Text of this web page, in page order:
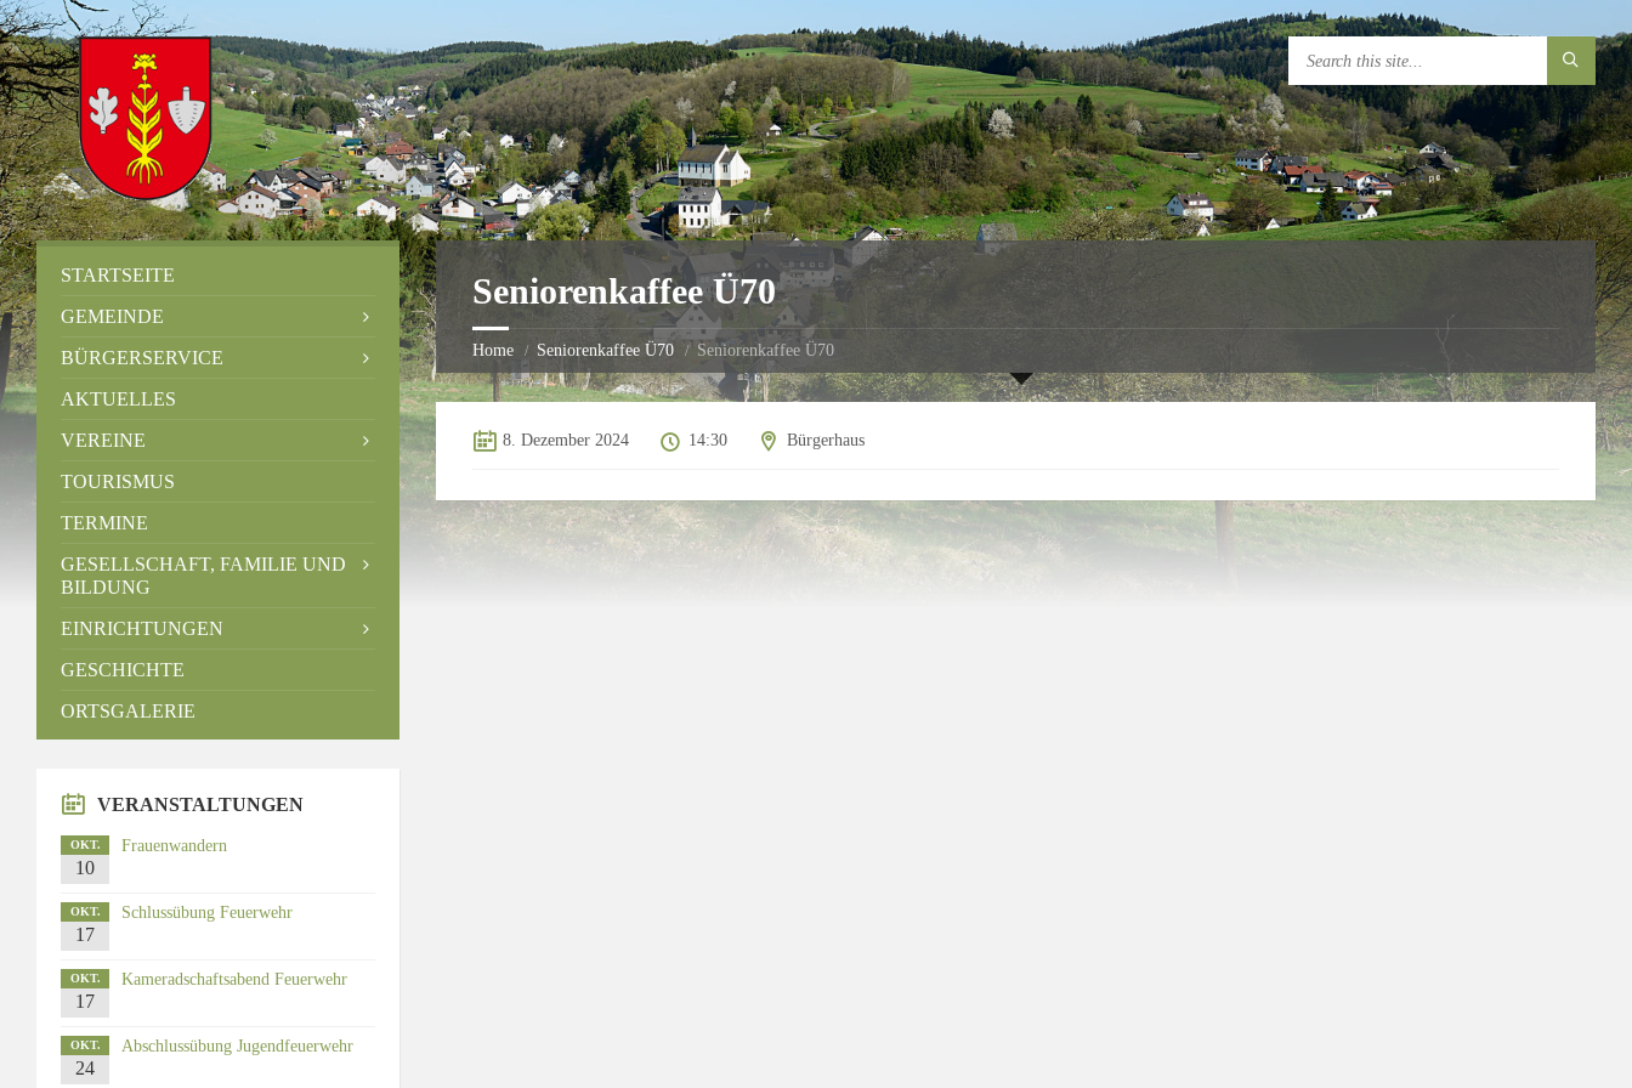
Seniorenkaffee Ü70
Home Seniorenkaffee Ü70 Seniorenkaffee Ü70
8. Dezember 2024 14:30 Bürgerhaus
STARTSEITE
GEMEINDE
BÜRGERSERVICE
AKTUELLES
VEREINE
TOURISMUS
TERMINE
GESELLSCHAFT, FAMILIE UND
BILDUNG
EINRICHTUNGEN
GESCHICHTE
ORTSGALERIE
VERANSTALTUNGEN
OKT.
10
Frauenwandern
OKT.
17
Schlussübung Feuerwehr
OKT.
17
Kameradschaftsabend Feuerwehr
OKT.
24
Abschlussübung Jugendfeuerwehr